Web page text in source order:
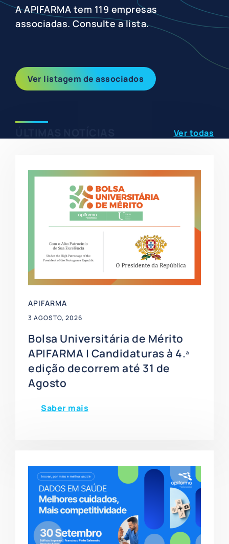
A APIFARMA tem 119 empresas
associadas. Consulte a lista.
Ver listagem de associados
Ver todas
APIFARMA
3 AGOSTO, 2026
Bolsa Universitária de Mérito
APIFARMA | Candidaturas à 4.ª
edição decorrem até 31 de
Agosto
Saber mais
Slide